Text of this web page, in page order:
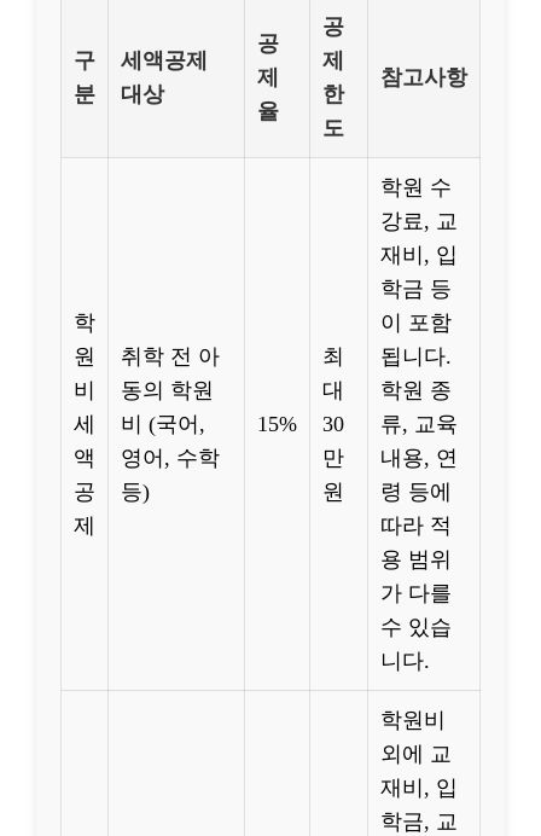
구
분
세액공제
대상
공
제
율
공
제
한
도
참고사항
학
원
비
세
액
공
제
취학 전 아
동의 학원
비 (국어,
영어, 수학
등)
15%
최
대
30
만
원
학원 수
강료, 교
재비, 입
학금 등
이 포함
됩니다.
학원 종
류, 교육
내용, 연
령 등에
따라 적
용 범위
가 다를
수 있습
니다.
학원비
외에 교
재비, 입
학금, 교